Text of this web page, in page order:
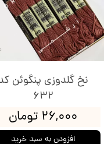
نخ گلدوزی پنگوئن
632
۲۶,۰۰۰ تومان
افزودن به سبد خرید